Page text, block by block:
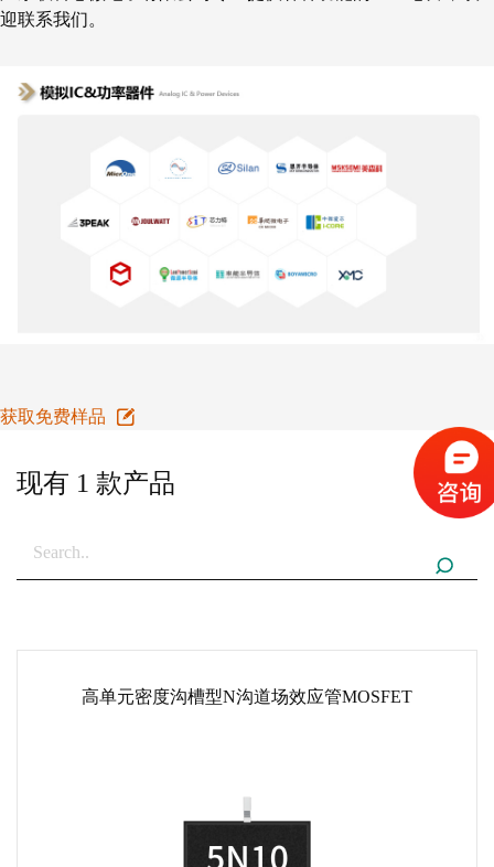
迎联系我们。
获取免费样品
现有 1 款产品
高单元密度沟槽型N沟道场效应管MOSFET